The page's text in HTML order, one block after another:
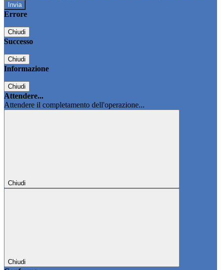
Errore
Chiudi
Successo
Chiudi
Informazione
Chiudi
Attendere...
Attendere il completamento dell'operazione...
Chiudi
Chiudi